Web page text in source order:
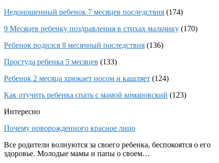
Недоношенный ребенок 7 месяцев последствия (174)
9 Месяцев ребенку поздравления в стихах мальчику (170)
Ребенок родился 8 месячный последствия (136)
Простуда ребенка 5 месяцев (133)
Ребенок 2 месяца хрюкает носом и кашляет (124)
Как отучить ребенка спать с мамой комаровский (123)
Интересно
Почему новорожденного красное лицо
Все родители волнуются за своего ребенка, беспокоятся о его
здоровье. Молодые мамы и папы о своем…